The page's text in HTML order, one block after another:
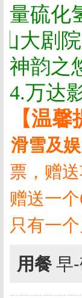
量硫化
大剧
神韵之
4.万达
【温馨
滑雪及
票，赠
赠送一个
只有一
用餐 早